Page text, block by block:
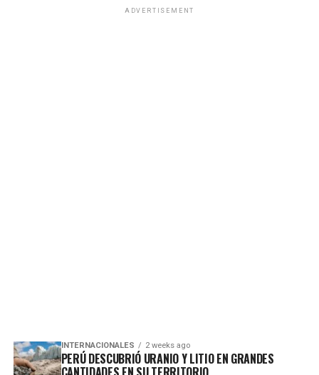
ADVERTISEMENT
INTERNACIONALES 2 weeks ago
PERÚ DESCUBRIÓ URANIO Y LITIO EN GRANDES